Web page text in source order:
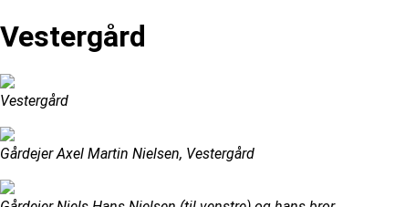
Vestergård
Vestergård
Gårdejer Axel Martin Nielsen, Vestergård